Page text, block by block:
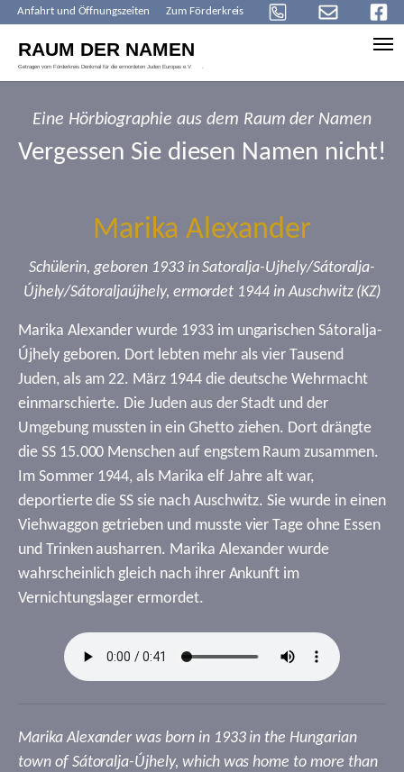
Anfahrt und Öffnungszeiten Zum Förderkreis
Eine Hörbiographie aus dem Raum der Namen
Vergessen Sie diesen Namen nicht!
Marika Alexander
Schülerin, geboren 1933 in Satoralja-Ujhely/Sátoralja-
Újhely/Sátoraljaújhely, ermordet 1944 in Auschwitz (KZ)
Marika Alexander wurde 1933 im ungarischen Sátoralja-
Újhely geboren. Dort lebten mehr als vier Tausend
Juden, als am 22. März 1944 die deutsche Wehrmacht
einmarschierte. Die Juden aus der Stadt und der
Umgebung mussten in ein Ghetto ziehen. Dort drängte
die SS 15.000 Menschen auf engstem Raum zusammen.
Im Sommer 1944, als Marika elf Jahre alt war,
deportierte die SS sie nach Auschwitz. Sie wurde in einen
Viehwaggon getrieben und musste vier Tage ohne Essen
und Trinken ausharren. Marika Alexander wurde
wahrscheinlich gleich nach ihrer Ankunft im
Vernichtungslager ermordet.
Marika Alexander was born in 1933 in the Hungarian
town of Sátoralja-Újhely, which was home to more than